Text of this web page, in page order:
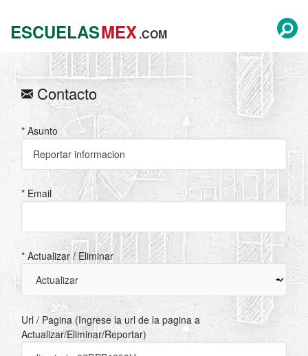
ESCUELASMEX.COM
Contacto
* Asunto
* Email
* Actualizar / Eliminar
Url / Pagina (Ingrese la url de la pagina a
Actualizar/Eliminar/Reportar)